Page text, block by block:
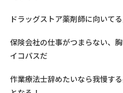
ドラッグストア薬剤師に向いて
保険会社の仕事がつまらない、
イコパスだ
作業療法士辞めたいなら我慢す